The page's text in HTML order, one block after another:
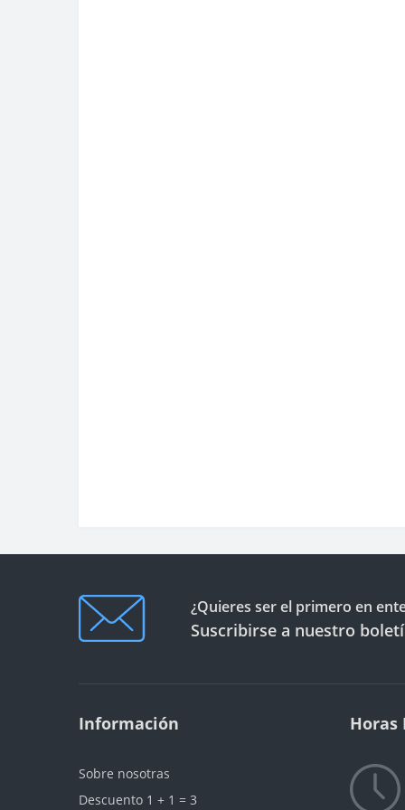
¿Quieres ser el primero en
Suscribirse a nuestro
Información
Sobre nosotras
Descuento 1 + 1 = 3
Horas